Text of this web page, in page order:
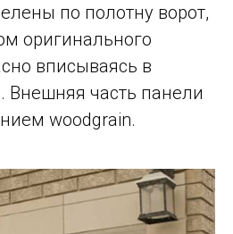
по полотну ворот,
оригинального
вписываясь в
Внешняя часть панели
woodgrain.